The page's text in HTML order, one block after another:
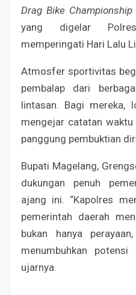
Drag Bike Championship
yang digelar
memperingati Hari Lalu
Atmosfer sportivitas
pembalap dari
lintasan. Bagi mereka,
mengejar catatan
panggung pembuktian
Bupati Magelang,
dukungan penuh
ajang ini. “Kapolres
pemerintah daerah
bukan hanya
menumbuhkan
ujarnya.